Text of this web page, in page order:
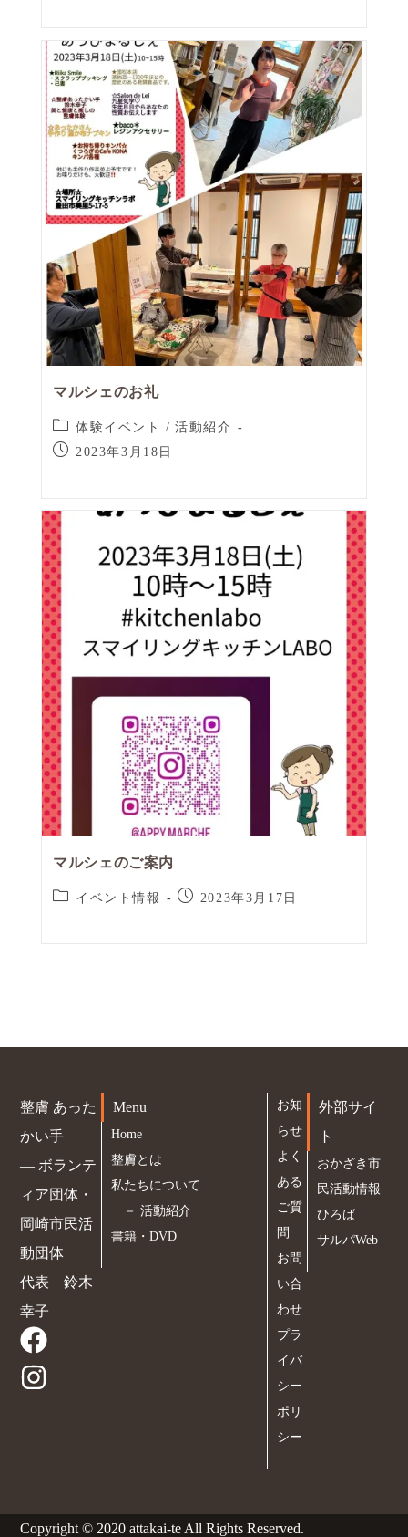
マルシェのお礼
体験イベント / 活動紹介
2023年3月18日
マルシェのご案内
イベント情報 2023年3月17日
整膚 あった
かい手
― ボランテ
ィア団体・
岡崎市民活
動団体
代表 鈴木
幸子
Menu
Home
整膚とは
私たちについて
－活動紹介
書籍・DVD
お知
らせ
よく
ある
ご質
問
お問
い合
わせ
プラ
イバ
シー
ポリ
シー
外部サイ
ト
おかざき市
民活動情報
ひろば
サルパWeb
Copyright © 2020 attakai-te All Rights Reserved.